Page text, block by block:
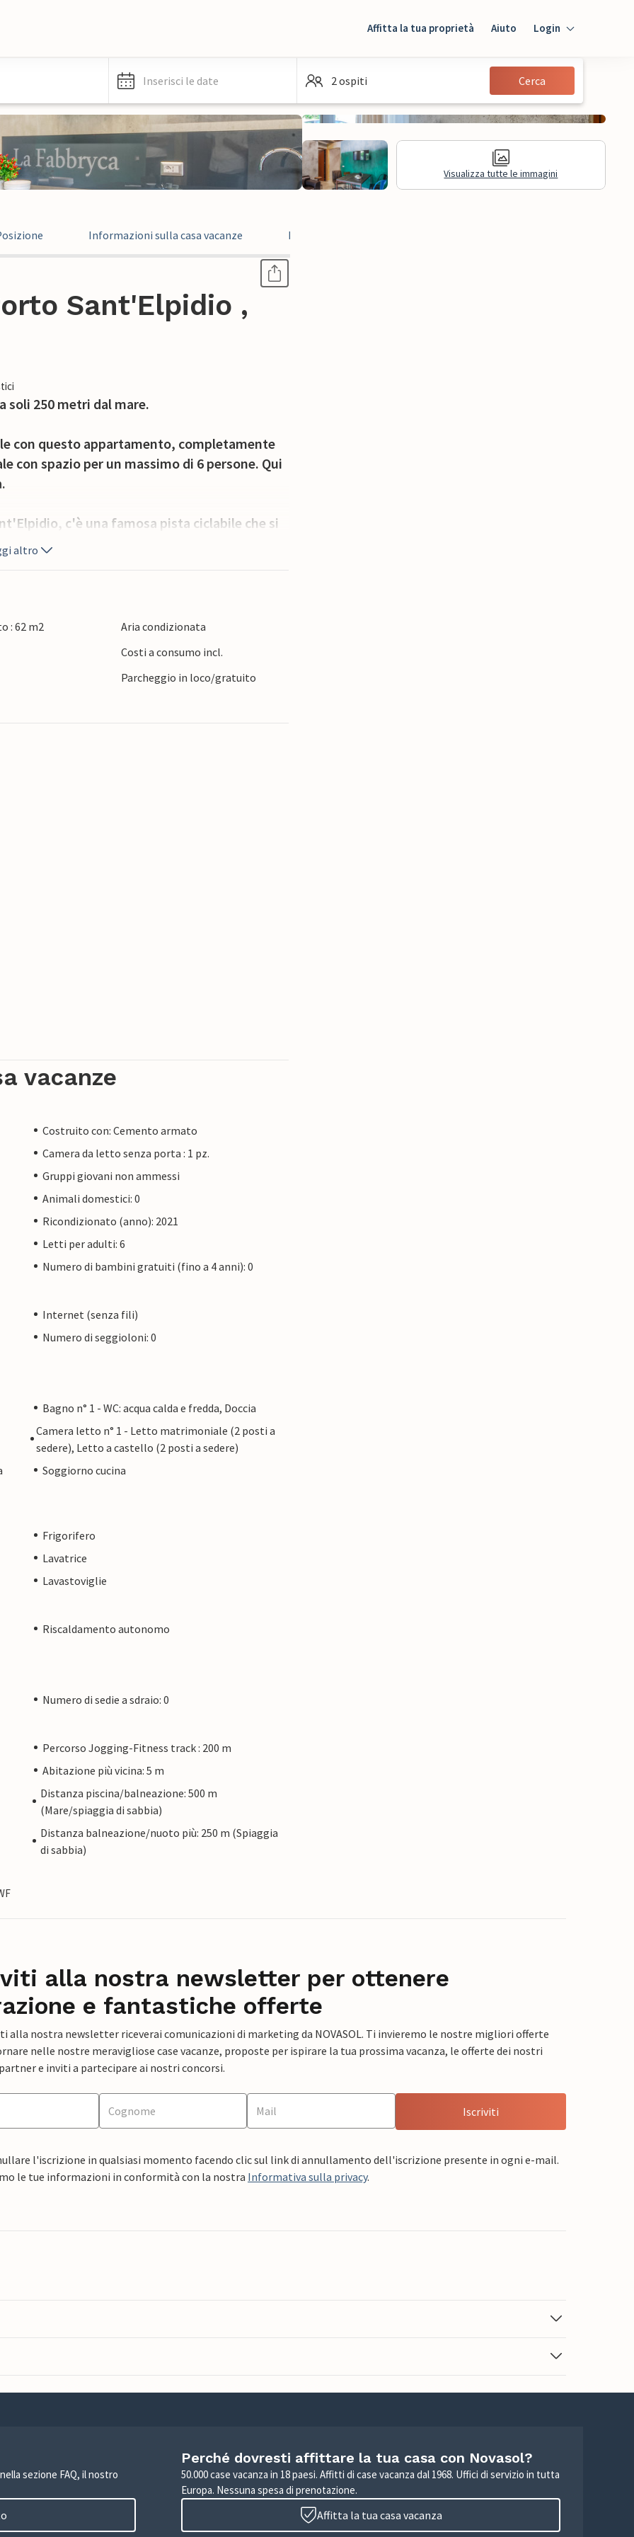
Affitta la tua proprietà Aiuto Login
Ospiti
Inserisci le date 2 ospiti Cerca
Visualizza tutte le immagini
Informazioni sulla casa vacanze Informazioni legali
Sant'Elpidio ,
soli 250 metri dal mare.
con questo appartamento, completamente
con spazio per un massimo di 6 persone. Qui
c'è una famosa pista ciclabile che si
in linea lungo la costa.
piccoli ciottoli, e in ogni caso invitano a
nord della città si trova la Basilica di Loreto,
gustosa ricetta locale che sicuramente
da ricordare!
altro
: 62 m2
Aria condizionata
Costi a consumo incl.
Parcheggio in loco/gratuito
vacanze
Costruito con: Cemento armato
Camera da letto senza porta : 1 pz.
Gruppi giovani non ammessi
Animali domestici: 0
Ricondizionato (anno): 2021
Letti per adulti: 6
Numero di bambini gratuiti (fino a 4 anni): 0
Internet (senza fili)
Numero di seggioloni: 0
Bagno n° 1 - WC: acqua calda e fredda, Doccia
Camera letto n° 1 - Letto matrimoniale (2 posti a
sedere), Letto a castello (2 posti a sedere)
Soggiorno cucina
Frigorifero
Lavatrice
Lavastoviglie
Riscaldamento autonomo
Numero di sedie a sdraio: 0
Percorso Jogging-Fitness track : 200 m
Abitazione più vicina: 5 m
Distanza piscina/balneazione: 500 m
(Mare/spiaggia di sabbia)
Distanza balneazione/nuoto più: 250 m (Spiaggia
di sabbia)
alla nostra newsletter per ottenere
e fantastiche offerte
alla nostra newsletter riceverai comunicazioni di marketing da NOVASOL. Ti invieremo le nostre migliori offerte
nelle nostre meravigliose case vacanze, proposte per ispirare la tua prossima vacanza, le offerte dei nostri
e inviti a partecipare ai nostri concorsi.
Iscriviti
l'iscrizione in qualsiasi momento facendo clic sul link di annullamento dell'iscrizione presente in ogni e-mail.
le tue informazioni in conformità con la nostra Informativa sulla privacy.
sezione FAQ, il nostro
Perché dovresti affittare la tua casa con Novasol?
50.000 case vacanza in 18 paesi. Affitti di case vacanza dal 1968. Uffici di servizio in tutta
Europa. Nessuna spesa di prenotazione.
Affitta la tua casa vacanza